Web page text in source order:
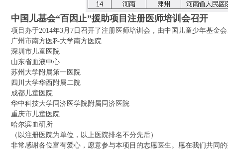
中国儿基会“百因止”援助项目注册医师培训会召开
项目办于2014年3月7日召开了注册医师培训会，由中国儿童少年基金
广州市南方医科大学南方医院
深圳市儿童医院
山东省血液中心
苏州大学附属第一医院
四川大学华西附属二院
成都儿童医院
华中科技大学同济医学院附属同济医院
重庆市儿童医院
哈尔滨血研所
（以注册医院为单位，以上医院排名不分先后）
非常感谢各位富有爱心，愿意参与本项目的志愿医生。愿在我们共同的